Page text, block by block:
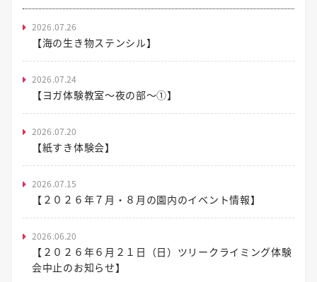
2026.07.26
【海の生き物ステンシル】
2026.07.24
【ヨガ体験教室～夜の部～①】
2026.07.20
【紙すき体験会】
2026.07.15
【２０２６年７月・８月の園内のイベント情報】
2026.06.20
【２０２６年６月２１日（日）ツリークライミング体験
会中止のお知らせ】